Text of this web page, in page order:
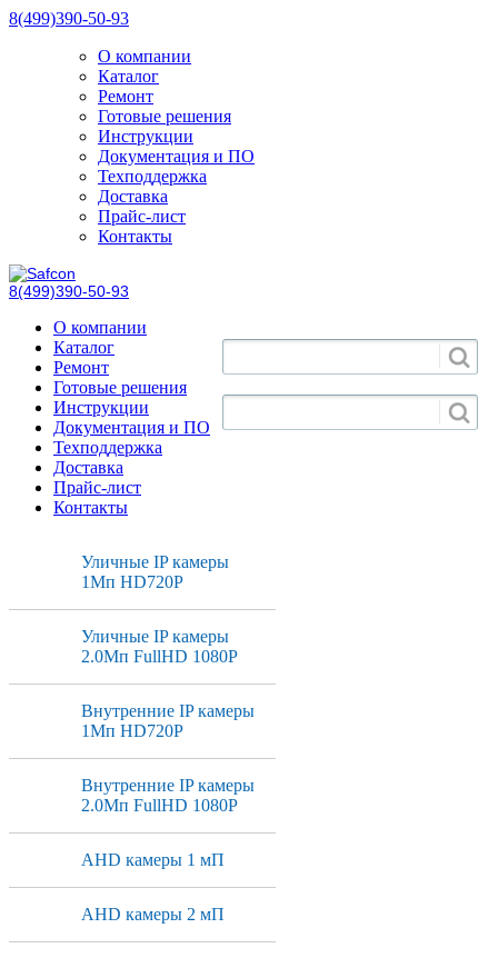
8(499)390-50-93
О компании
Каталог
Ремонт
Готовые решения
Инструкции
Документация и ПО
Техподдержка
Доставка
Прайс-лист
Контакты
8(499)390-50-93
О компании
Каталог
Ремонт
Готовые решения
Инструкции
Документация и ПО
Техподдержка
Доставка
Прайс-лист
Контакты
Уличные IP камеры
1Мп HD720P
Уличные IP камеры
2.0Мп FullHD 1080P
Внутренние IP камеры
1Мп HD720P
Внутренние IP камеры
2.0Мп FullHD 1080P
AHD камеры 1 мП
AHD камеры 2 мП